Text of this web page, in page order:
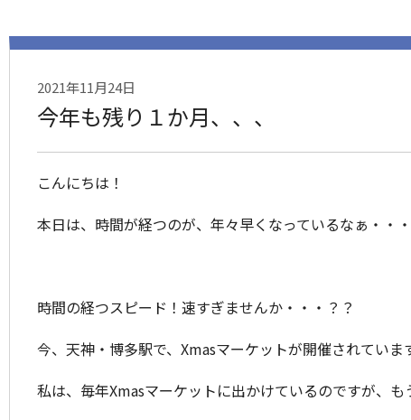
2021年11月24日
今年も残り１か月、、、
こんにちは！
本日は、時間が経つのが、年々早くなっているなぁ・・
時間の経つスピード！速すぎませんか・・・？？
今、天神・博多駅で、Xmasマーケットが開催されていま
私は、毎年Xmasマーケットに出かけているのですが、